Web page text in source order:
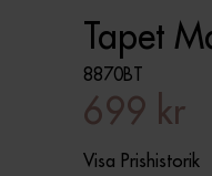
Tapet
8870BT
699 kr
Visa Prishistorik